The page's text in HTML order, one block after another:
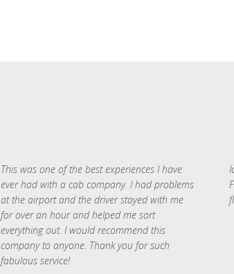
This was one of the best experiences I have
ever had with a cab company. I had problems
at the airport and the driver stayed with me
for over an hour and helped me sort
everything out. I would recommend this
company to anyone. Thank you for such
fabulous service!